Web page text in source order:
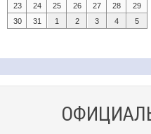
23
24 25 26 27 28
29
30
31 1 2 3 4 5